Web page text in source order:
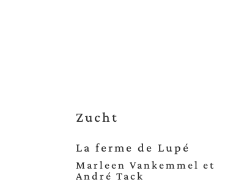
Zucht
La ferme de Lupé
Marleen Vankemmel et
André Tack